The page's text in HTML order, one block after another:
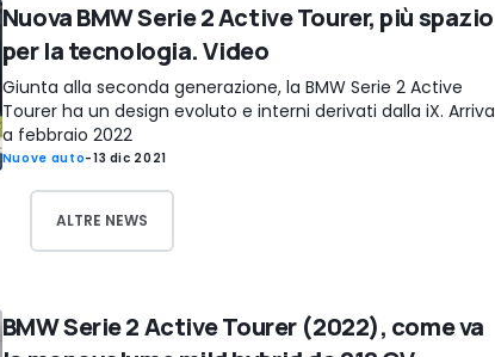
Nuova BMW Serie 2 Active Tourer, più spazio
per la tecnologia. Video
Giunta alla seconda generazione, la BMW Serie 2 Active
Tourer ha un design evoluto e interni derivati dalla iX. Arriva
a febbraio 2022
Nuove auto-13 dic 2021
ALTRE NEWS
BMW Serie 2 Active Tourer (2022), come va